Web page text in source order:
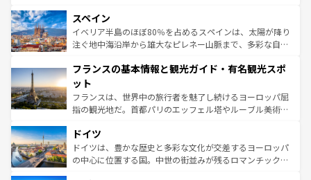
ろん、トスカーナの美しい田園風景やアマルフィ海岸の絶
景など、自然景観も見逃せない。観光の合間には、本場の
ピザやパスタなど、絶品のイタリア料理を堪能することも
ませてくれるイタリアで、忘れられない旅をしてみよう！
なお、新着のイタリア情報は
しい。
スペイン
イベリア半島のほぼ80％を占めるスペインは、太陽が降り
注ぐ地中海沿岸から雄大なピレネー山脈まで、多彩な自然
文化が根付くこの国では、情熱的なフラメンコ、熱気あふ
れる闘牛、そして美味しいタパスが生活の一部となってい
る。首都マドリードの洗練された雰囲気や、バルセロナの
アートに溢れた街角から、地方では古代ローマ遺跡や中世
せる。地方によって風土や気候が異なるスペインはその個
性で訪れる人を魅了する。 なお、新着のスペイン情報は コ
ンテンツ一覧を参照してほしい。
フランスの基本情報と観光ガイド・有名観光スポ
ット
フランスは、世界中の旅行者を魅了し続けるヨーロッパ屈
指の観光地だ。首都パリのエッフェル塔やルーブル美術館
で、幅広い魅力が詰まっている。華麗な宮殿、歴史的な大
聖堂、美しいビーチ、そして豊かな自然が、訪れる者を心
から魅了する。また、フランスは美食の国としても知ら
ドイツ
ドイツは、豊かな歴史と多彩な文化が交差するヨーロッパ
の中心に位置する国。中世の街並みが残るロマンチック街